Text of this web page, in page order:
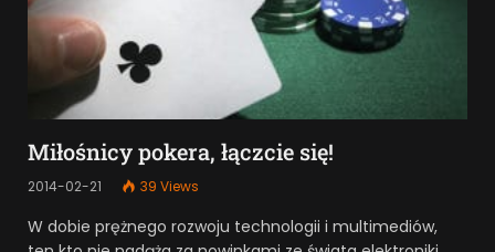
Miłośnicy pokera, łączcie się!
2014-02-21 39 Views
W dobie prężnego rozwoju technologii i multimediów,